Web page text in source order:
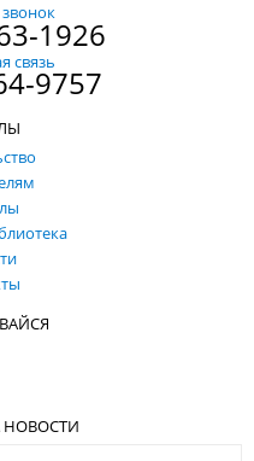
1926
связь
9757
НОВОСТИ